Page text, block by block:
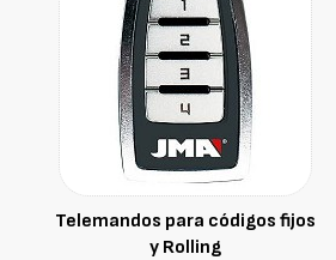
Telemandos para códigos fijos
y Rolling